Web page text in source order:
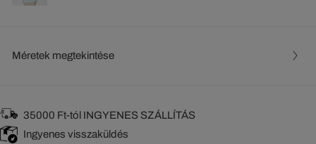
Méretek megtekintése
35000 Ft-tól INGYENES SZÁLLÍTÁS
Ingyenes visszaküldés